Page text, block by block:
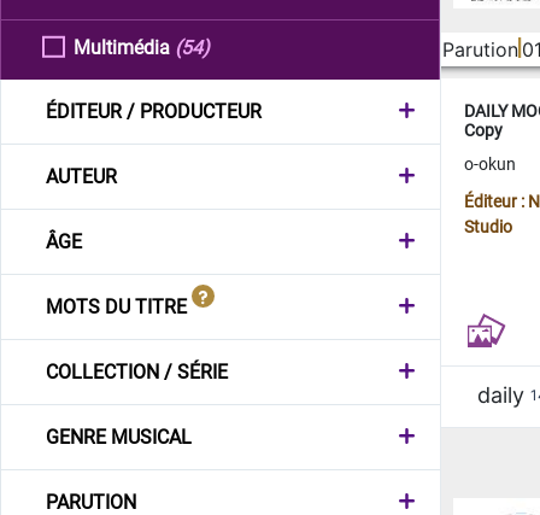
Multimédia (54)
ÉDITEUR / PRODUCTEUR
AUTEUR
ÂGE
MOTS DU TITRE
COLLECTION / SÉRIE
GENRE MUSICAL
PARUTION
Parution
DAILY
Copy
o-okun
Éditeur :
Studio
daily